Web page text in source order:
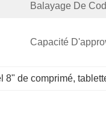
Balayage De
Capacité
8" de comprimé,